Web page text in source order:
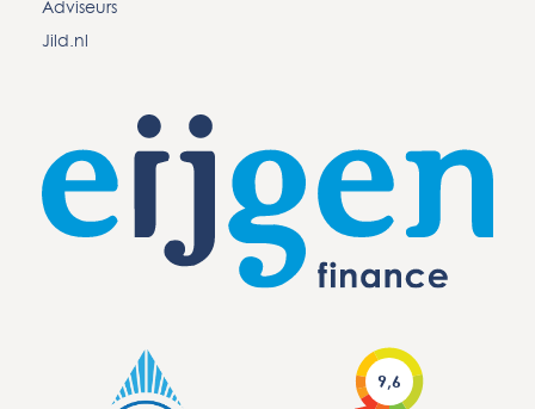
Adviseurs
Jild.nl
9,6